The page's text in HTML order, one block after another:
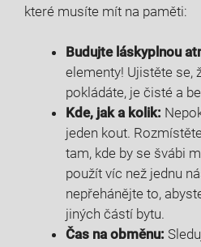
‍které ⁣musíte mít na paměti:
Budujte láskyplnou
elementy! Ujistěte se,
pokládáte, je‌ čisté a
Kde,⁤ jak ​a kolik:
jeden kout.
‍tam, kde‍ by se švábi
použít víc než ‌jednu
nepřehánějte to,
jiných částí⁣ bytu.
Čas ‍na obměnu: